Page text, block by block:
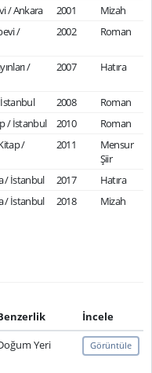
/ Ankara 2001
Mizah
/
2002 Roman
/
2007 Hatıra
İstanbul 2008
Roman
/ İstanbul 2010
Roman
/
2011
Mensur
Şiir
/ İstanbul 2017
Hatıra
/ İstanbul 2018 Mizah
İncele
Yeri Görüntüle